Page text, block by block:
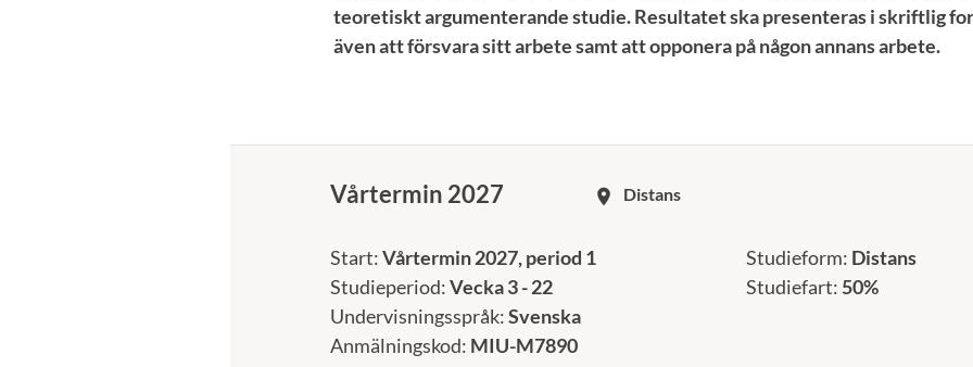
teoretiskt argumenterande studie. Resultatet ska presenteras i skriftlig
även att försvara sitt arbete samt att opponera på någon annans arbete.
Vårtermin 2027 room Distans
Start:Vårtermin 2027, period 1
Studieperiod:Vecka 3 - 22
Undervisningsspråk:Svenska
Anmälningskod: MIU-M7890
Studieform: Distans
Studiefart: 50%